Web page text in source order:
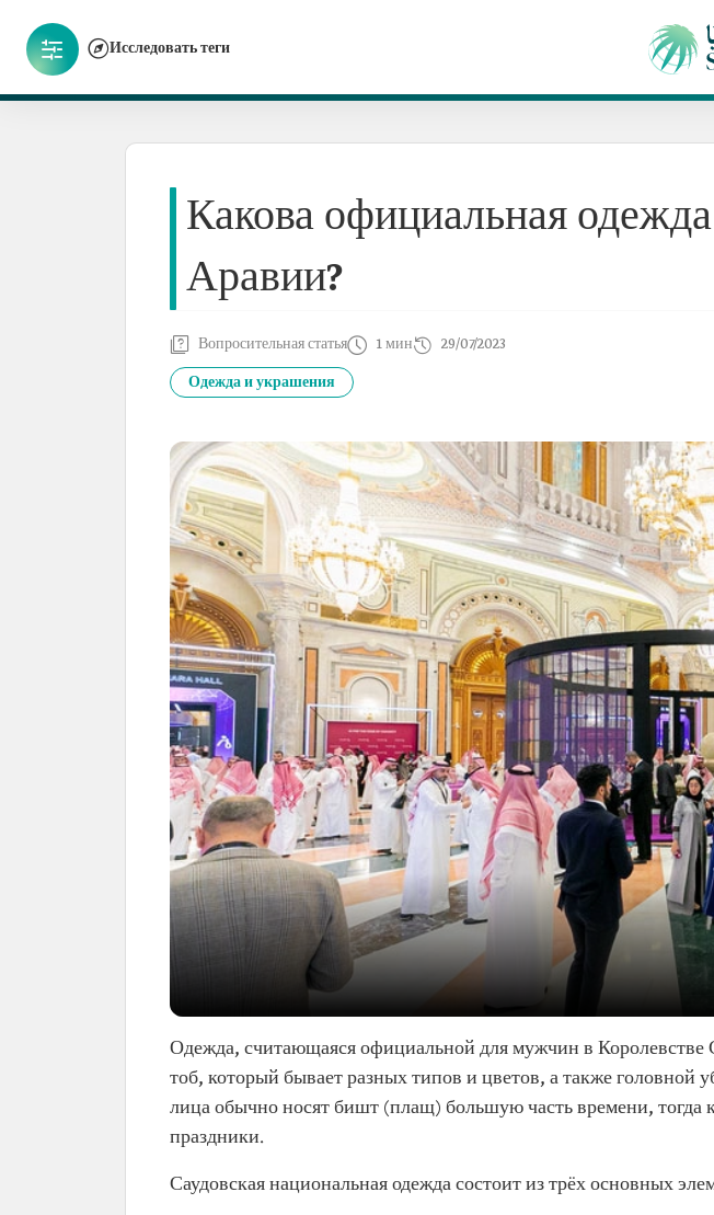
Исследовать теги
Какова официальная
Аравии?
Вопросительная статья 1 мин 29/07/2023
Одежда и украшения
Одежда, считающаяся официальной для мужчин в Королевстве
тоб, который бывает разных типов и цветов, а также
лица обычно носят бишт (плащ) большую часть времени,
праздники.
Саудовская национальная одежда состоит из трёх основных